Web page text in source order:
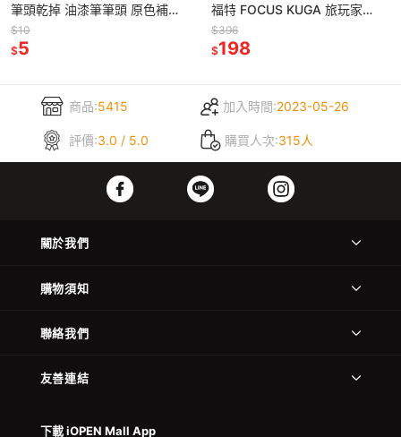
筆頭乾掉 油漆筆筆頭 原色補漆
筆專用筆芯 哈家人
$10
$5
福特 FOCUS KUGA 旅玩家
RANGER 銀砂黑 皓月白 炫目紅
哈家人
$396
$198
商品:5415 加入時間:2023-05-26
評價:3.0 / 5.0 購買人次:315人
關於我們
購物須知
聯絡我們
友善連結
下載 iOPEN Mall App